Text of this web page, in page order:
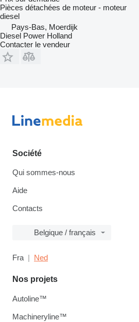
Pièces détachées de moteur - moteur
diesel
Pays-Bas, Moerdijk
Diesel Power Holland
Contacter le vendeur
Société
Qui sommes-nous
Aide
Contacts
Belgique / français
Fra Ned
Nos projets
Autoline™
Machineryline™